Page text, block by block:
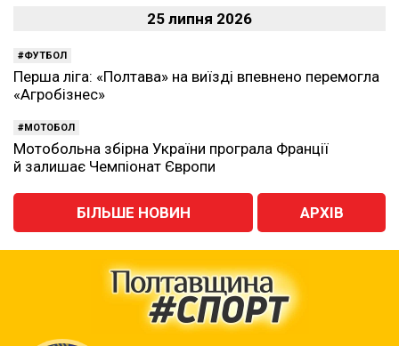
25 липня 2026
ФУТБОЛ
Перша ліга: «Полтава» на виїзді впевнено перемогла
«Агробізнес»
МОТОБОЛ
Мотобольна збірна України програла Франції
й залишає Чемпіонат Європи
БІЛЬШЕ НОВИН АРХІВ